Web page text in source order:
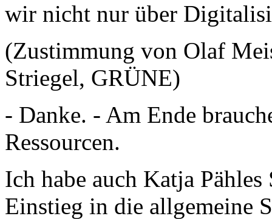
wir nicht nur über
(Zustimmung von Olaf
Striegel, GRÜNE)
- Danke. - Am Ende
Ressourcen.
Ich habe auch Katja Pähles
Einstieg in die allgemeine